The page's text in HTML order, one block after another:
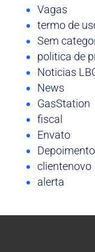
Vagas
termo de
Sem
politica de
Noticias
News
GasStation
fiscal
Envato
clientenovo
alerta